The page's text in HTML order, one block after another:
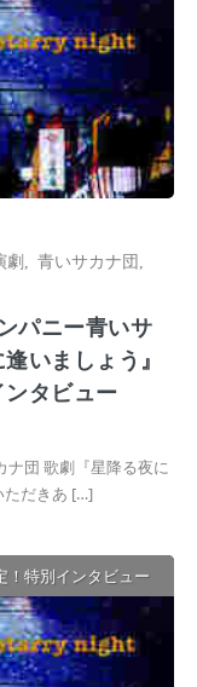
劇 青いサカナ団
パニー青いサ
いましょう』
タビュー
ナ団 歌劇『星降る夜に
ただきあ […]
！特別インタビュー